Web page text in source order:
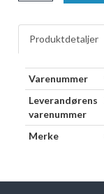
Produktdetaljer
Varenummer
Leverandørens
varenummer
Merke